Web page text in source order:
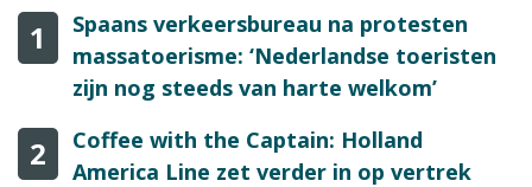
1
Spaans verkeersbureau na protesten
massatoerisme: ‘Nederlandse toeristen
zijn nog steeds van harte welkom’
2
Coffee with the Captain: Holland
America Line zet verder in op vertrek